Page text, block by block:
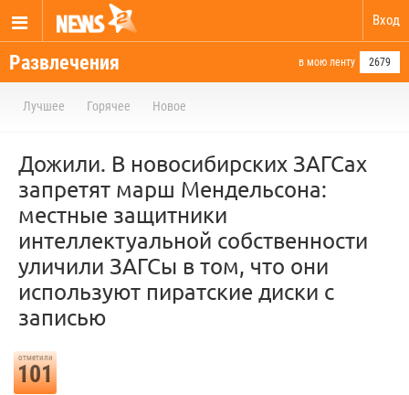
Вход
Развлечения в мою ленту 2679
Лучшее Горячее Новое
Дожили. В новосибирских ЗАГСах
запретят марш Мендельсона:
местные защитники
интеллектуальной собственности
уличили ЗАГСы в том, что они
используют пиратские диски с
записью
отметили
101